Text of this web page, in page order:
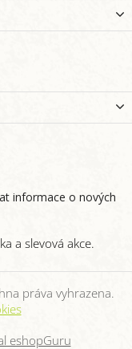
informace o nových
eshopGuru
práva vyhrazena.